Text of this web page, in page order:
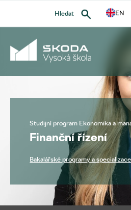
Hledat EN
Studijní program Ekonomika a
Finanční řízení
Bakalářské programy a specializace